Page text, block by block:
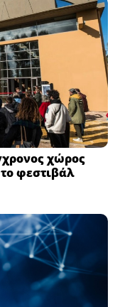
χώρος
φεστιβάλ